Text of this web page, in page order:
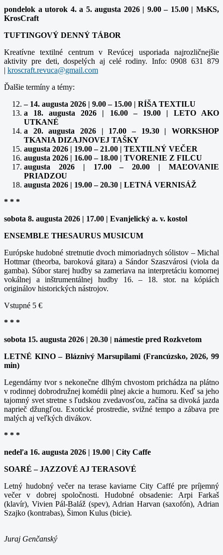
pondelok a utorok 4. a 5. augusta 2026 | 9.00 – 15.00 | MsKS,
KrosCraft
TUFTINGOVÝ DENNÝ TÁBOR
Kreatívne textilné centrum v Revúcej usporiada najrozličnejšie
aktivity pre deti, dospelých aj celé rodiny. Info: 0908 631 879
| kroscraft.revuca@gmail.com
Ďalšie termíny a témy:
– 14. augusta 2026 | 9.00 – 15.00 | RÍŠA TEXTILU
a 18. augusta 2026 | 16.00 – 19.00 | LETO AKO
UTKANÉ
a 20. augusta 2026 | 17.00 – 19.30 | WORKSHOP
TKANIA DIZAJNOVEJ TAŠKY
augusta 2026 | 19.00 – 21.00 | TEXTILNÝ VEČER
augusta 2026 | 16.00 – 18.00 | TVORENIE Z FILCU
augusta 2026 | 17.00 – 20.00 | MAĽOVANIE
PRIADZOU
augusta 2026 | 19.00 – 20.30 | LETNÁ VERNISÁŽ
* * *
sobota 8. augusta 2026 | 17.00 | Evanjelický a. v. kostol
ENSEMBLE THESAURUS MUSICUM
Európske hudobné stretnutie dvoch mimoriadnych sólistov – Michal
Hottmar (theorba, baroková gitara) a Sándor Szaszvárosi (viola da
gamba). Súbor starej hudby sa zameriava na interpretáciu komornej
vokálnej a inštrumentálnej hudby 16. – 18. stor. na kópiách
originálov historických nástrojov.
Vstupné 5 €
* * *
sobota 15. augusta 2026 | 20.30 | námestie pred Rozkvetom
LETNÉ KINO – Bláznivý Marsupilami (Francúzsko, 2026, 99
min)
Legendárny tvor s nekonečne dlhým chvostom prichádza na plátno
v rodinnej dobrodružnej komédii plnej akcie a humoru. Keď sa jeho
tajomný svet stretne s ľudskou zvedavosťou, začína sa divoká jazda
naprieč džungľou. Exotické prostredie, svižné tempo a zábava pre
malých aj veľkých divákov.
* * *
nedeľa 16. augusta 2026 | 19.00 | City Caffe
SOARÉ – JAZZOVÉ AJ TERASOVÉ
Letný hudobný večer na terase kaviarne City Caffé pre príjemný
večer v dobrej spoločnosti. Hudobné obsadenie: Arpi Farkaš
(klavír), Vivien Pál-Baláž (spev), Adrian Harvan (saxofón), Adrian
Szajko (kontrabas), Šimon Kulus (bicie).
Juraj Genčanský